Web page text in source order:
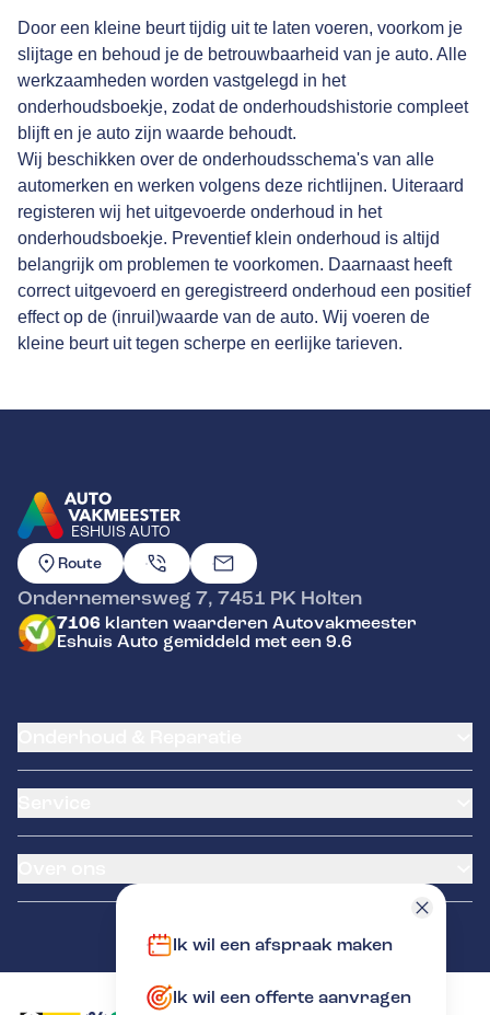
Door een kleine beurt tijdig uit te laten voeren, voorkom je
slijtage en behoud je de betrouwbaarheid van je auto. Alle
werkzaamheden worden vastgelegd in het
onderhoudsboekje, zodat de onderhoudshistorie compleet
blijft en je auto zijn waarde behoudt.
Wij beschikken over de onderhoudsschema's van alle
automerken en werken volgens deze richtlijnen. Uiteraard
registeren wij het uitgevoerde onderhoud in het
onderhoudsboekje. Preventief klein onderhoud is altijd
belangrijk om problemen te voorkomen. Daarnaast heeft
correct uitgevoerd en geregistreerd onderhoud een positief
effect op de (inruil)waarde van de auto. Wij voeren de
kleine beurt uit tegen scherpe en eerlijke tarieven.
Ik wil een afspraak maken
Ik wil een offerte aanvragen
ESHUIS AUTO
GA NAAR DE HOMEPAGINA
Route
Ondernemersweg 7, 7451 PK Holten
7106 klanten waarderen Autovakmeester
Eshuis Auto gemiddeld met een 9.6
Schade en reparatie
Kleine beurt
Banden service